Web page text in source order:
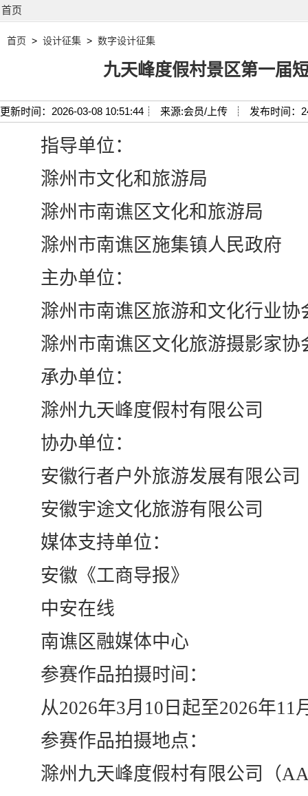
首页
首页 > 设计征集 > 数字设计征集
九天峰度假村景区第一届
更新时间：2026-03-08 10:51:44┊ 来源:会员/上传 ┊ 发布时间：
指导单位：
滁州市文化和旅游局
滁州市南谯区文化和旅游局
滁州市南谯区施集镇人民政府
主办单位：
滁州市南谯区旅游和文化行业协
滁州市南谯区文化旅游摄影家协
承办单位：
滁州九天峰度假村有限公司
协办单位：
安徽行者户外旅游发展有限公司
安徽宇途文化旅游有限公司
媒体支持单位：
安徽《工商导报》
中安在线
南谯区融媒体中心
参赛作品拍摄时间：
从2026年3月10日起至2026年11
参赛作品拍摄地点：
滁州九天峰度假村有限公司（